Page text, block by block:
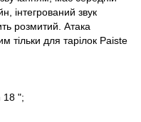
інтегрований звук
розмитий. Атака
тільки для тарілок Paiste
18 ";